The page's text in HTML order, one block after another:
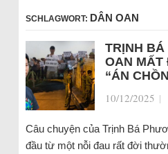
SCHLAGWORT: DÂN OAN
TRỊNH
OAN
“ÁN
10/12/2025 |
Câu chuyện của Trịnh Bá
đầu từ một nỗi đau rất đời